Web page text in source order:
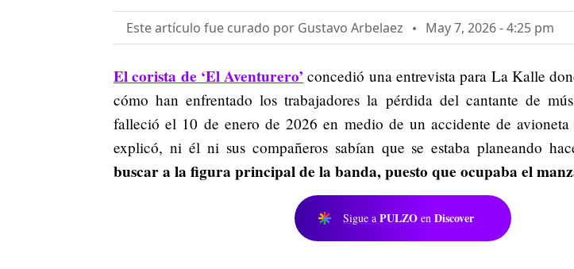
Este artículo fue curado por Gustavo Arbelaez May 7, 2026 - 4:25 pm
El corista de ‘El Aventurero’ concedió una entrevista para La Kalle
cómo han enfrentado los trabajadores la pérdida del cantante de
falleció el 10 de enero de 2026 en medio de un accidente de avioneta
explicó, ni él ni sus compañeros sabían que se estaba planeando
buscar a la figura principal de la banda, puesto que ocupaba el
Sigue a PULZO en Discover